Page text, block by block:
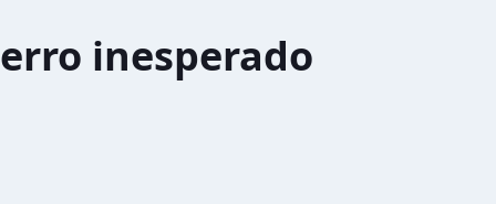
erro inesperado